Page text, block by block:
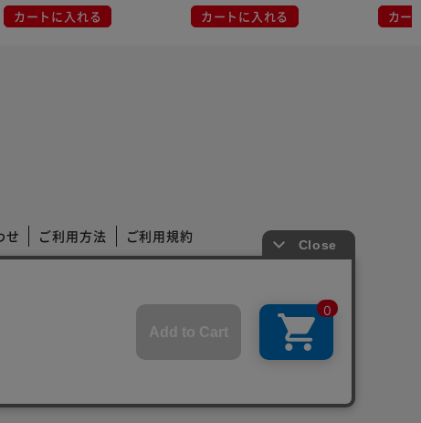
カートに入れる カートに入れる カー
せ ご利用方法 ご利用規約